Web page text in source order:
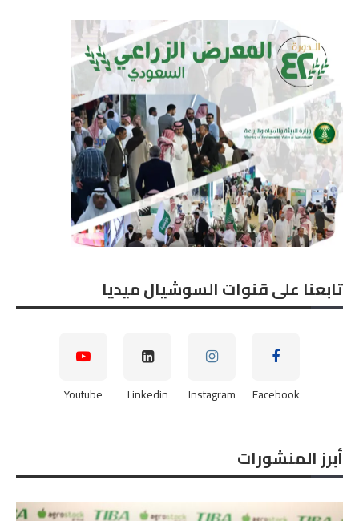
تابعنا على قنوات السوشيال ميديا
Facebook
Instagram
Linkedin
Youtube
أبرز المنشورات